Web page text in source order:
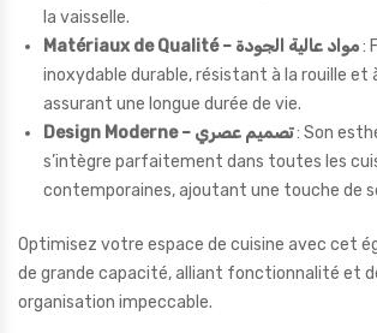
la vaisselle.
Matériaux de Qualité – مواد عالية الجودة:
inoxydable durable, résistant à la rouille et
assurant une longue durée de vie.
Design Moderne – تصميم عصري: Son
s’intègre parfaitement dans toutes les
contemporaines, ajoutant une touche de
Optimisez votre espace de cuisine avec cet
de grande capacité, alliant fonctionnalité et
organisation impeccable.